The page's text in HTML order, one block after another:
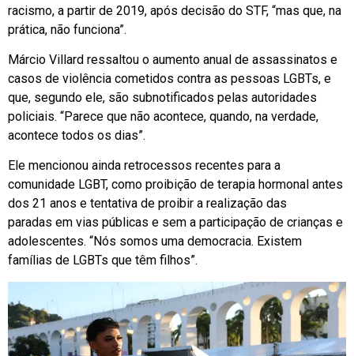
racismo, a partir de 2019, após decisão do STF, “mas que, na
prática, não funciona”.
Márcio Villard ressaltou o aumento anual de assassinatos e
casos de violência cometidos contra as pessoas LGBTs, e
que, segundo ele, são subnotificados pelas autoridades
policiais. “Parece que não acontece, quando, na verdade,
acontece todos os dias”.
Ele mencionou ainda retrocessos recentes para a
comunidade LGBT, como proibição de terapia hormonal antes
dos 21 anos e tentativa de proibir a realização das
paradas em vias públicas e sem a participação de crianças e
adolescentes. “Nós somos uma democracia. Existem
famílias de LGBTs que têm filhos”.